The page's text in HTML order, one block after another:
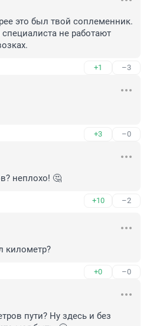
это был твой соплеменник.
не работают
+1 –3
+3 –0
неплохо! 🤔
+10 –2
километр?
+0 –0
пути? Ну здесь и без